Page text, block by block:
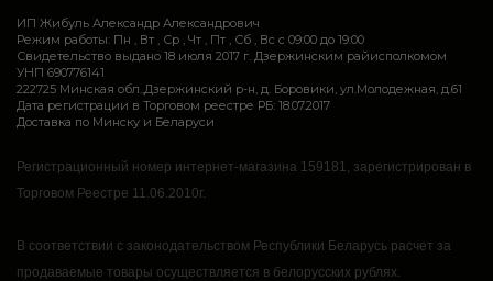
ИП Жибуль Александр Александрович
Режим работы: Пн , Вт , Ср , Чт , Пт , Сб , Вс c 09:00 до 19:00
Свидетельство выдано 18 июля 2017 г. Дзержинским райисполкомом
УНП 690776141
222725 Минская обл.,Дзержинский р-н, д. Боровики, ул.Молодежная, д.61
Дата регистрации в Торговом реестре РБ: 18.07.2017
Доставка по Минску и Беларуси
Регистрационный номер интернет-магазина 159181, зарегистрирован в
Торговом Реестре 11.06.2010г.
В соответствии с законодательством Республики Беларусь расчет за
продаваемые товары осуществляется в белорусских рублях.